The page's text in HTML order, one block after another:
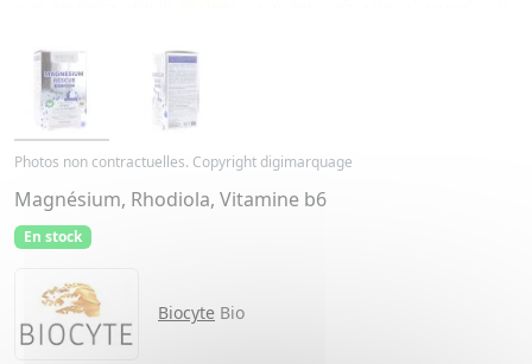
Photos non contractuelles. Copyright digimarquage
Magnésium, Rhodiola, Vitamine b6
En stock
Biocyte Bio